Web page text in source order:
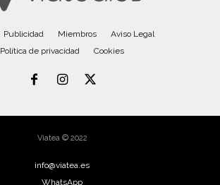
Publicidad Miembros
Aviso Legal
Política de privacidad
Cookies
Viatea © 2022
info@viatea.es
WhatsApp